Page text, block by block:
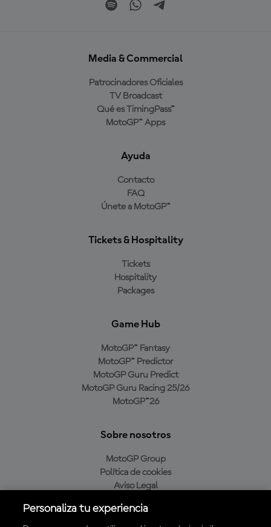
Media & Commercial
Patrocinadores Oficiales
TV Broadcast
Qué es TimingPass™
MotoGP™ Apps
Ayuda
Contacto
FAQ
Únete a MotoGP™
Tickets & Hospitality
Tickets
Hospitality
Packages
Game Hub
MotoGP™ Fantasy
MotoGP™ Predictor
MotoGP Guru Predict
MotoGP Guru Racing 25/26
MotoGP™26
Sobre nosotros
MotoGP Group
Política de cookies
Aviso Legal
Política de compra
Personaliza tu experiencia